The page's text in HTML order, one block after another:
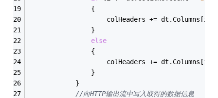
                {
colHeaders +=
                }
else
                {
colHeaders +=
                }
            }
//向HTTP输出流中写入取得的数据信息